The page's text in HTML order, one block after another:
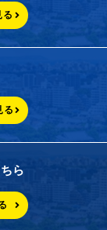
る
る
ら